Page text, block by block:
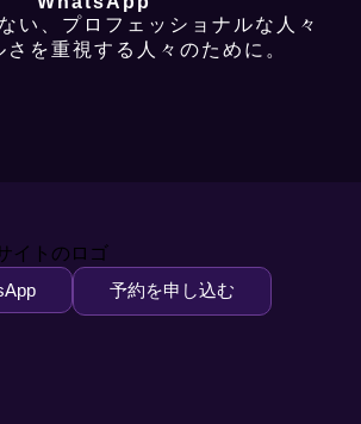
い、プロフェッショナルな人々
さを重視する人々のために。
予約を申し込む